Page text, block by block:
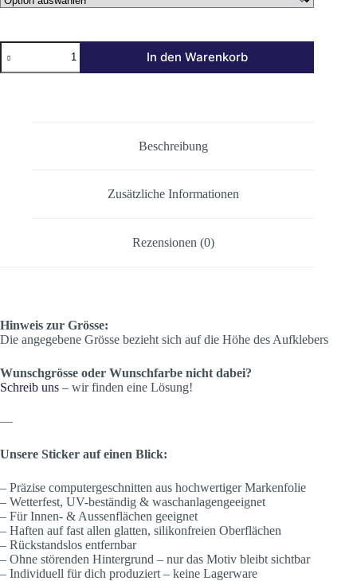
TIGER
Menge
In den Warenkorb
Beschreibung
Zusätzliche Informationen
Rezensionen (0)
Hinweis zur Grösse:
Die angegebene Grösse bezieht sich auf die Höhe des Aufklebers
Wunschgrösse oder Wunschfarbe nicht dabei?
Schreib uns – wir finden eine Lösung!
—
Unsere Sticker auf einen Blick:
– Präzise computergeschnitten aus hochwertiger Markenfolie
– Wetterfest, UV-beständig & waschanlagengeeignet
– Für Innen- & Aussenflächen geeignet
– Haften auf fast allen glatten, silikonfreien Oberflächen
– Rückstandslos entfernbar
– Ohne störenden Hintergrund – nur das Motiv bleibt sichtbar
– Individuell für dich produziert – keine Lagerware